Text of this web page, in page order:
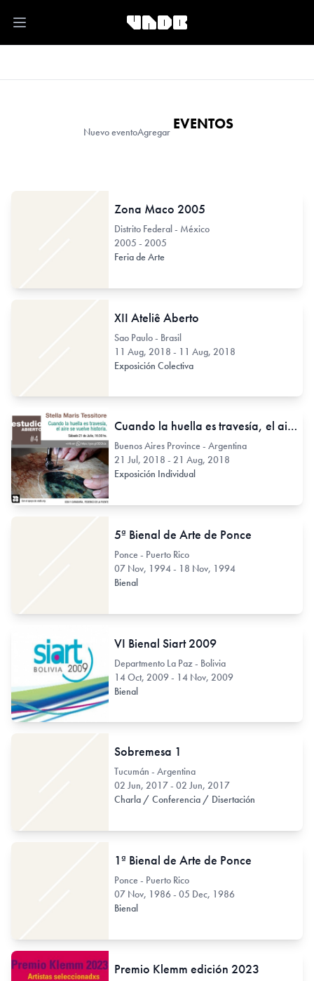
Open main menu
Nuevo eventoAgregar EVENTOS
Zona Maco 2005
Distrito Federal - México
2005 - 2005
Feria de Arte
XII Ateliê Aberto
Sao Paulo - Brasil
11 Aug, 2018 - 11 Aug, 2018
Exposición Colectiva
Cuando la huella es travesía, el aire se vuelve historia.
Buenos Aires Province - Argentina
21 Jul, 2018 - 21 Aug, 2018
Exposición Individual
5ª Bienal de Arte de Ponce
Ponce - Puerto Rico
07 Nov, 1994 - 18 Nov, 1994
Bienal
VI Bienal Siart 2009
Departmento La Paz - Bolivia
14 Oct, 2009 - 14 Nov, 2009
Bienal
Sobremesa 1
Tucumán - Argentina
02 Jun, 2017 - 02 Jun, 2017
Charla / Conferencia / Disertación
1ª Bienal de Arte de Ponce
Ponce - Puerto Rico
07 Nov, 1986 - 05 Dec, 1986
Bienal
Premio Klemm edición 2023